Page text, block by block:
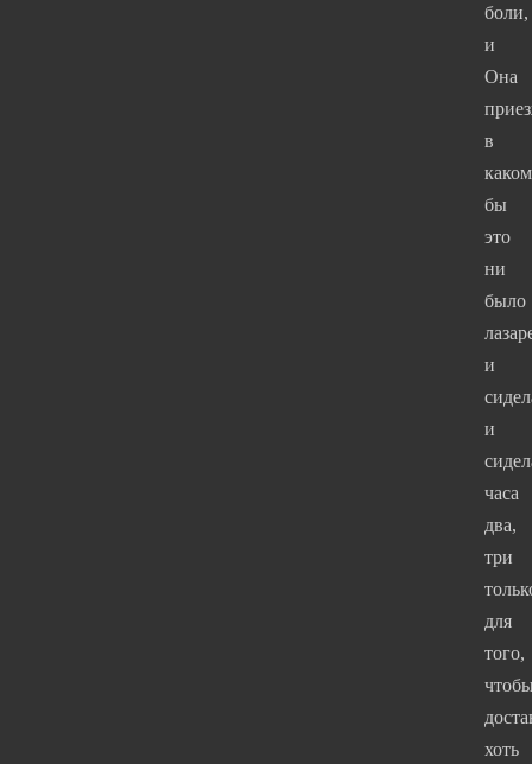
боли,
и
Она
в
каком
бы
это
ни
было
и
и
часа
два,
три
для
того,
хоть